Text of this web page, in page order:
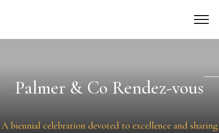
Palmer & Co Rendez-vous
A biennial celebration devoted to excellence and sharing